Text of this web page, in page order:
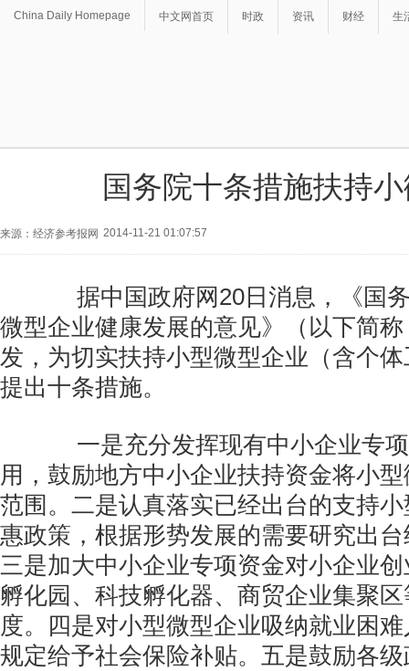
China Daily Homepage 中文网首页 时政 资讯 财经 生
国务院十条措施扶持
来源：经济参考报网 2014-11-21 01:07:57
据中国政府网20日消息，《国务
微型企业健康发展的意见》（以下简
发，为切实扶持小型微型企业（含个
提出十条措施。
一是充分发挥现有中小企业专项
用，鼓励地方中小企业扶持资金将小
范围。二是认真落实已经出台的支持
惠政策，根据形势发展的需要研究出
三是加大中小企业专项资金对小企业
孵化园、科技孵化器、商贸企业集聚
度。四是对小型微型企业吸纳就业困
规定给予社会保险补贴。五是鼓励各